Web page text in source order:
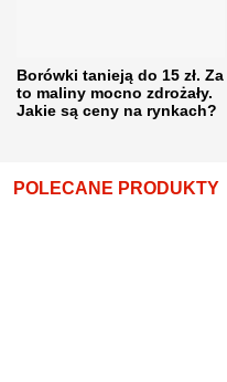
Borówki tanieją do 15 zł. Za
to maliny mocno zdrożały.
Jakie są ceny na rynkach?
POLECANE PRODUKTY